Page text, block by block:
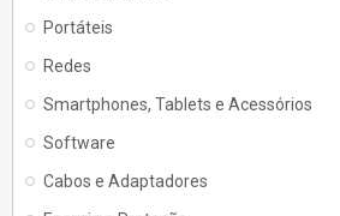
Portáteis
Redes
Smartphones, Tablets e Acessórios
Software
Cabos e Adaptadores